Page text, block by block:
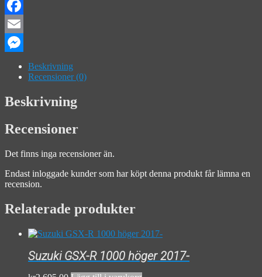
Facebook
Email
Messenger
Beskrivning
Recensioner (0)
Beskrivning
Recensioner
Det finns inga recensioner än.
Endast inloggade kunder som har köpt denna produkt får lämna en
recension.
Relaterade produkter
Suzuki GSX-R 1000 höger 2017-